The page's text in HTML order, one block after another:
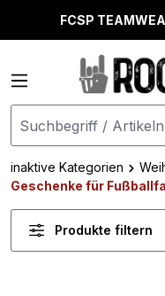
springen
FCSP
inaktive Kategorien
Geschenke für
Produkte filtern